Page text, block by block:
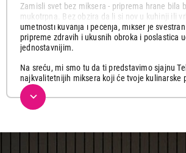
Zamisli svet bez miksera - priprema hrane bila
mukotrpna. Bez obzira da li si nov u kuhinji ili
umetnosti kuvanja i pečenja, mikser je
pripreme zdravih i ukusnih obroka i poslastica
jednostavnijim.
Na sreću, mi smo tu da ti predstavimo sjajnu
najkvalitetnijih miksera koji će tvoje kulinarske
pravo zadovoljstvo.
Klasični mikseri - brzina i
Klasični ručni mikseri su šampioni među